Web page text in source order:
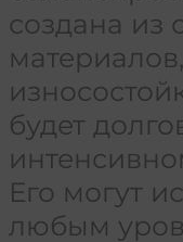
создана из
будет
Его могут
любым